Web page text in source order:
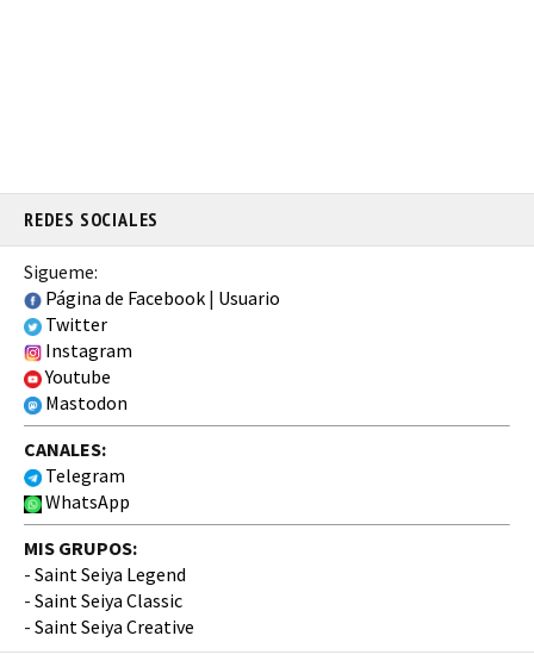
REDES SOCIALES
Sigueme:
Página de Facebook | Usuario
Twitter
Instagram
Youtube
Mastodon
CANALES:
Telegram
WhatsApp
MIS GRUPOS:
- Saint Seiya Legend
- Saint Seiya Classic
- Saint Seiya Creative